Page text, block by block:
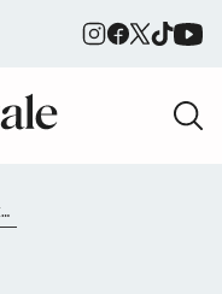
RESTYLING-DA-800MILA-EURO-PER-VIA-DI-VALLE-MURCIA-IL-SOPRALLUOGO-DEL-CAMPIDOGLIO-A-LAVORI-CONCLUSI